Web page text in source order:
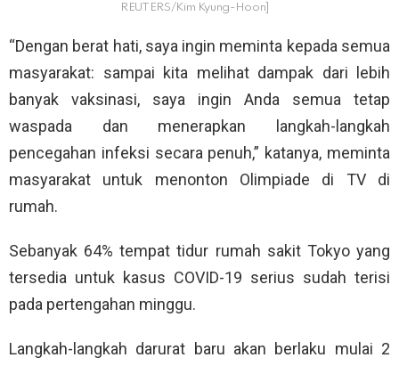
REUTERS/Kim Kyung-Hoon]
“Dengan berat hati, saya ingin meminta kepada semua
masyarakat: sampai kita melihat dampak dari lebih
banyak vaksinasi, saya ingin Anda semua tetap
waspada dan menerapkan langkah-langkah
pencegahan infeksi secara penuh,” katanya, meminta
masyarakat untuk menonton Olimpiade di TV di
rumah.
Sebanyak 64% tempat tidur rumah sakit Tokyo yang
tersedia untuk kasus COVID-19 serius sudah terisi
pada pertengahan minggu.
Langkah-langkah darurat baru akan berlaku mulai 2